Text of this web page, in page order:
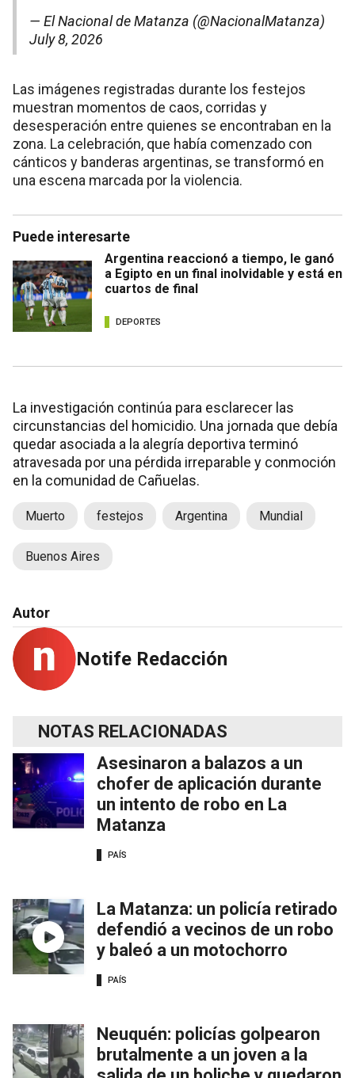
— El Nacional de Matanza (@NacionalMatanza)
July 8, 2026
Las imágenes registradas durante los festejos
muestran momentos de caos, corridas y
desesperación entre quienes se encontraban en la
zona. La celebración, que había comenzado con
cánticos y banderas argentinas, se transformó en
una escena marcada por la violencia.
Puede interesarte
Argentina reaccionó a tiempo, le ganó
a Egipto en un final inolvidable y está en
cuartos de final
DEPORTES
La investigación continúa para esclarecer las
circunstancias del homicidio. Una jornada que debía
quedar asociada a la alegría deportiva terminó
atravesada por una pérdida irreparable y conmoción
en la comunidad de Cañuelas.
Muerto festejos Argentina Mundial
Buenos Aires
Autor
Notife Redacción
NOTAS RELACIONADAS
Asesinaron a balazos a un
chofer de aplicación durante
un intento de robo en La
Matanza
PAÍS
La Matanza: un policía retirado
defendió a vecinos de un robo
y baleó a un motochorro
PAÍS
Neuquén: policías golpearon
brutalmente a un joven a la